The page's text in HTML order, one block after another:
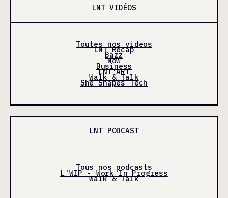
LNT VIDÉOS
Toutes nos videos
LNT Récap
Bazz
Now
Business
LNT'ART
Walk & Talk
She Shapes Tech
LNT PODCAST
Tous nos podcasts
L'WIP - Work In Progress
Walk & Talk